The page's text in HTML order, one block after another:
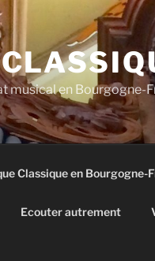
musical en Bourgogne-
Classique en
Ecouter autrement